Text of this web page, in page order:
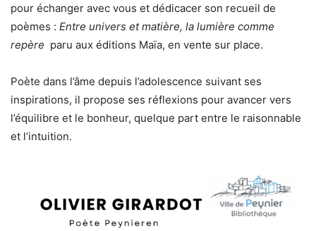
pour échanger avec vous et dédicacer son recueil de
poèmes : Entre univers et matière, la lumière comme
repère paru aux éditions Maïa, en vente sur place.
Poète dans l’âme depuis l’adolescence suivant ses
inspirations, il propose ses réflexions pour avancer vers
l’équilibre et le bonheur, quelque part entre le raisonnable
et l’intuition.